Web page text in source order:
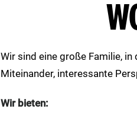
Wir sind eine große Familie,
Miteinander, interessante
Wir bieten: